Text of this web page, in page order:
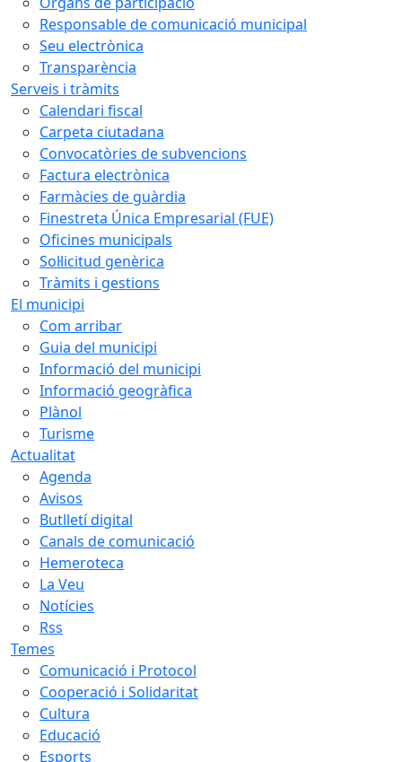
Responsable de comunicació municipal
Seu electrònica
Transparència
Serveis i tràmits
Calendari fiscal
Carpeta ciutadana
Convocatòries de subvencions
Factura electrònica
Farmàcies de guàrdia
Finestreta Única Empresarial (FUE)
Oficines municipals
Sol·licitud genèrica
Tràmits i gestions
El municipi
Com arribar
Guia del municipi
Informació del municipi
Informació geogràfica
Plànol
Turisme
Actualitat
Agenda
Avisos
Butlletí digital
Canals de comunicació
Hemeroteca
La Veu
Notícies
Rss
Temes
Comunicació i Protocol
Cooperació i Solidaritat
Cultura
Educació
Esports